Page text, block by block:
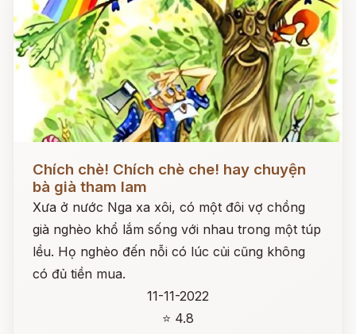
Chích chè! Chích chè che! hay chuyện
bà già tham lam
Xưa ở nước Nga xa xôi, có một đôi vợ chồng
già nghèo khổ lắm sống với nhau trong một túp
lều. Họ nghèo đến nỗi có lúc củi cũng không
có đủ tiền mua.
11-11-2022
⭐ 4.8